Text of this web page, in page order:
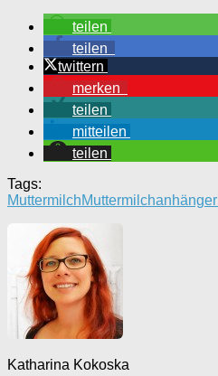
teilen
teilen
twittern
merken
teilen
mitteilen
teilen
Tags:
MuttermilchMuttermilchanhänger
Katharina Kokoska